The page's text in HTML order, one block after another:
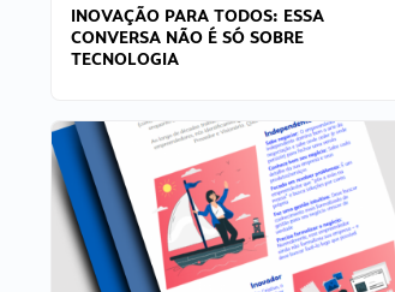
INOVAÇÃO PARA TODOS: ESSA
CONVERSA NÃO É SÓ SOBRE
TECNOLOGIA